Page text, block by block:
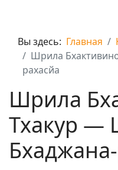
Вы здесь: Главная
Шрила
рахасйа
Шрила
Тхакур —